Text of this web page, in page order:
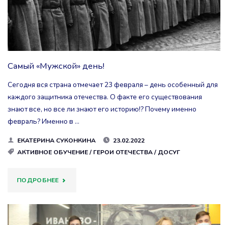
Самый «Мужской» день!
Сегодня вся страна отмечает 23 февраля – день особенный для
каждого защитника отечества. О факте его существования
знают все, но все ли знают его историю!? Почему именно
февраль? Именно в …
ЕКАТЕРИНА СУКОНКИНА
23.02.2022
АКТИВНОЕ ОБУЧЕНИЕ/ ГЕРОИ ОТЕЧЕСТВА/ ДОСУГ
ПОДРОБНЕЕ"САМЫЙ
ДЕНЬ!"